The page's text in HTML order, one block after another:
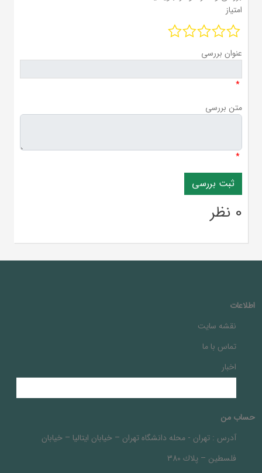
امتیاز
عنوان بررسی
*
متن بررسی
*
0 نظر
اطلاعات
نقشه سایت
تماس با ما
اخبار
حساب من
آدرس : تهران - محله دانشگاه تهران – خيابان ايتاليا – خيابان
فلسطين – پلاك 380